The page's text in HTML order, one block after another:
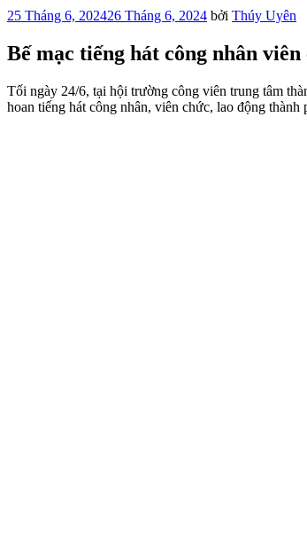
Đăng
25 Tháng 6, 202426 Tháng 6, 2024 bởi Thúy Uyên
Bế mạc tiếng hát công nhân
Tối ngày 24/6, tại hội trường công viên trung tâm
hoan tiếng hát công nhân, viên chức, lao động